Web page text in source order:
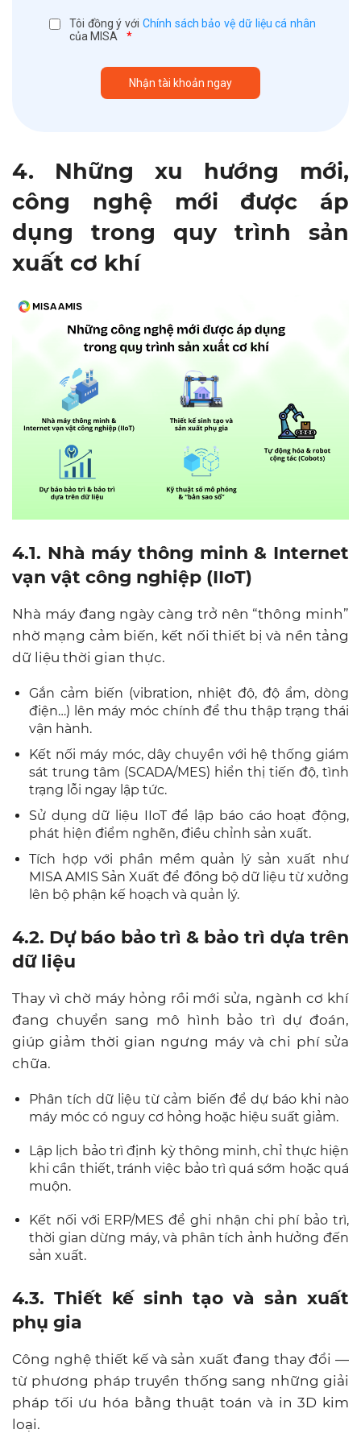
Tôi đồng ý với Chính sách bảo vệ dữ liệu cá nhân
của MISA
*
4. Những xu hướng mới,
công nghệ mới được áp
dụng trong quy trình sản
xuất cơ khí
4.1. Nhà máy thông minh & Internet
vạn vật công nghiệp (IIoT)
Nhà máy đang ngày càng trở nên “thông minh”
nhờ mạng cảm biến, kết nối thiết bị và nền tảng
dữ liệu thời gian thực.
Gắn cảm biến (vibration, nhiệt độ, độ ẩm, dòng
điện…) lên máy móc chính để thu thập trạng thái
vận hành.
Kết nối máy móc, dây chuyền với hệ thống giám
sát trung tâm (SCADA/MES) hiển thị tiến độ, tình
trạng lỗi ngay lập tức.
Sử dụng dữ liệu IIoT để lập báo cáo hoạt động,
phát hiện điểm nghẽn, điều chỉnh sản xuất.
Tích hợp với phần mềm quản lý sản xuất như
MISA AMIS Sản Xuất để đồng bộ dữ liệu từ xưởng
lên bộ phận kế hoạch và quản lý.
4.2. Dự báo bảo trì & bảo trì dựa trên
dữ liệu
Thay vì chờ máy hỏng rồi mới sửa, ngành cơ khí
đang chuyển sang mô hình bảo trì dự đoán,
giúp giảm thời gian ngưng máy và chi phí sửa
chữa.
Phân tích dữ liệu từ cảm biến để dự báo khi nào
máy móc có nguy cơ hỏng hoặc hiệu suất giảm.
Lập lịch bảo trì định kỳ thông minh, chỉ thực hiện
khi cần thiết, tránh việc bảo trì quá sớm hoặc quá
muộn.
Kết nối với ERP/MES để ghi nhận chi phí bảo trì,
thời gian dừng máy, và phân tích ảnh hưởng đến
sản xuất.
4.3. Thiết kế sinh tạo và sản xuất
phụ gia
Công nghệ thiết kế và sản xuất đang thay đổi —
từ phương pháp truyền thống sang những giải
pháp tối ưu hóa bằng thuật toán và in 3D kim
loại.